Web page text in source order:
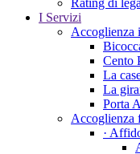
Rating di
I Servizi
Accoglienza
Cento
La
La
Porta
Accoglienza
·